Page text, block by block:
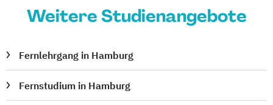
Multimedia-Designer
Netzwerkadministrator für MS Windows
Server
Netzwerkmanager
Weitere Studienangebote
Fernlehrgang in Hamburg
Fernstudium in Hamburg